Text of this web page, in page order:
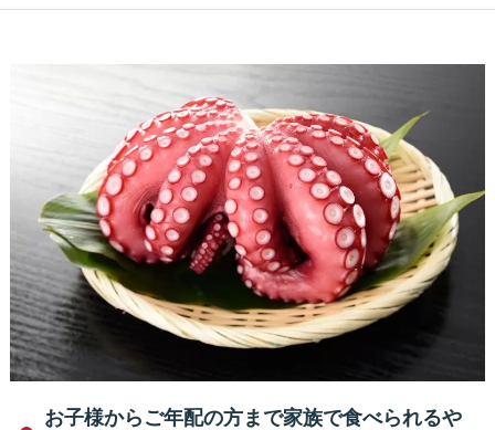
お子様からご年配の方まで家族で食べられるや